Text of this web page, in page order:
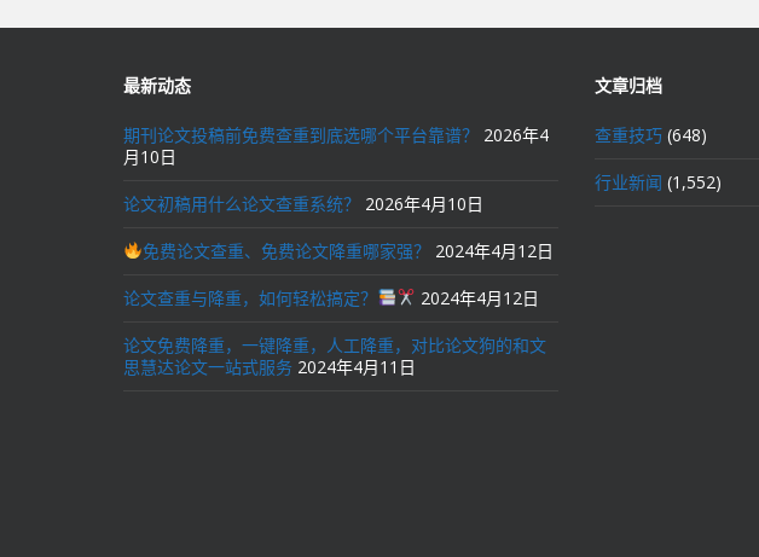
航
最新动态
期刊论文投稿前免费查重到底选哪个平台靠谱？
2026年4
月10日
论文初稿用什么论文查重系统？ 2026年4月10日
免费论文查重、免费论文降重哪家强？ 2024年4月12日
论文查重与降重，如何轻松搞定？ 2024年4月12日
论文免费降重，一键降重，人工降重，对比论文狗的和文
思慧达论文一站式服务 2024年4月11日
文章归档
查重技巧 (648)
行业新闻 (1,552)